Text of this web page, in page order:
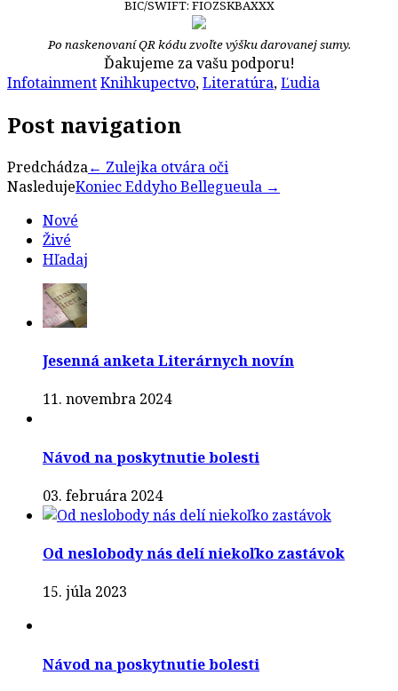
BIC/SWIFT: FIOZSKBAXXX
Po naskenovaní QR kódu zvoľte výšku darovanej sumy.
Ďakujeme za vašu podporu!
InfotainmentKnihkupectvo,Literatúra,Ľudia
Post navigation
Predchádza← Zulejka otvára oči
NasledujeKoniec Eddyho Bellegueula →
Nové
Živé
Hľadaj
Jesenná anketa Literárnych novín
11. novembra 2024
Návod na poskytnutie bolesti
03. februára 2024
Od neslobody nás delí niekoľko zastávok
15. júla 2023
Návod na poskytnutie bolesti